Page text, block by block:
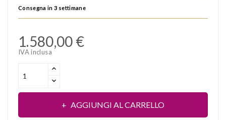
Consegna in 3 settimane
1.580,00 €
IVA inclusa
AGGIUNGI AL CARRELLO